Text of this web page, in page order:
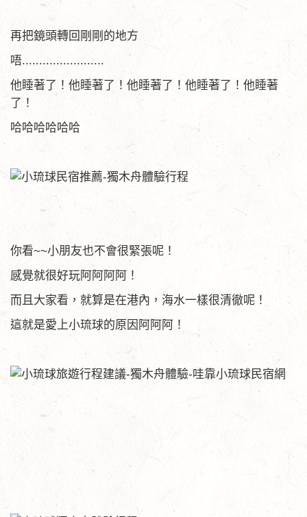
再把鏡頭轉回剛剛的地方
唔........................
他睡著了！他睡著了！他睡著了！他睡著了！他睡著
了！
哈哈哈哈哈哈
你看~~小朋友也不會很緊張呢！
感覺就很好玩阿阿阿阿！
而且大家看，就算是在港內，海水一樣很清徹呢！
這就是愛上小琉球的原因阿阿阿！